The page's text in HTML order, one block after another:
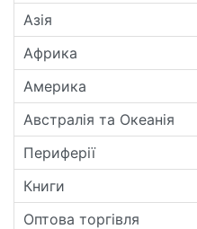
Азія
Африка
Америка
Австралія та Океанія
Периферії
Книги
Оптова торгівля